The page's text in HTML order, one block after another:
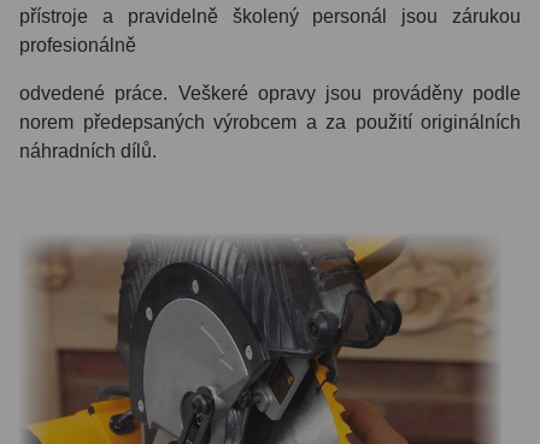
přístroje a pravidelně školený personál jsou zárukou
profesionálně
odvedené práce. Veškeré opravy jsou prováděny podle
norem předepsaných výrobcem a za použití originálních
náhradních dílů.